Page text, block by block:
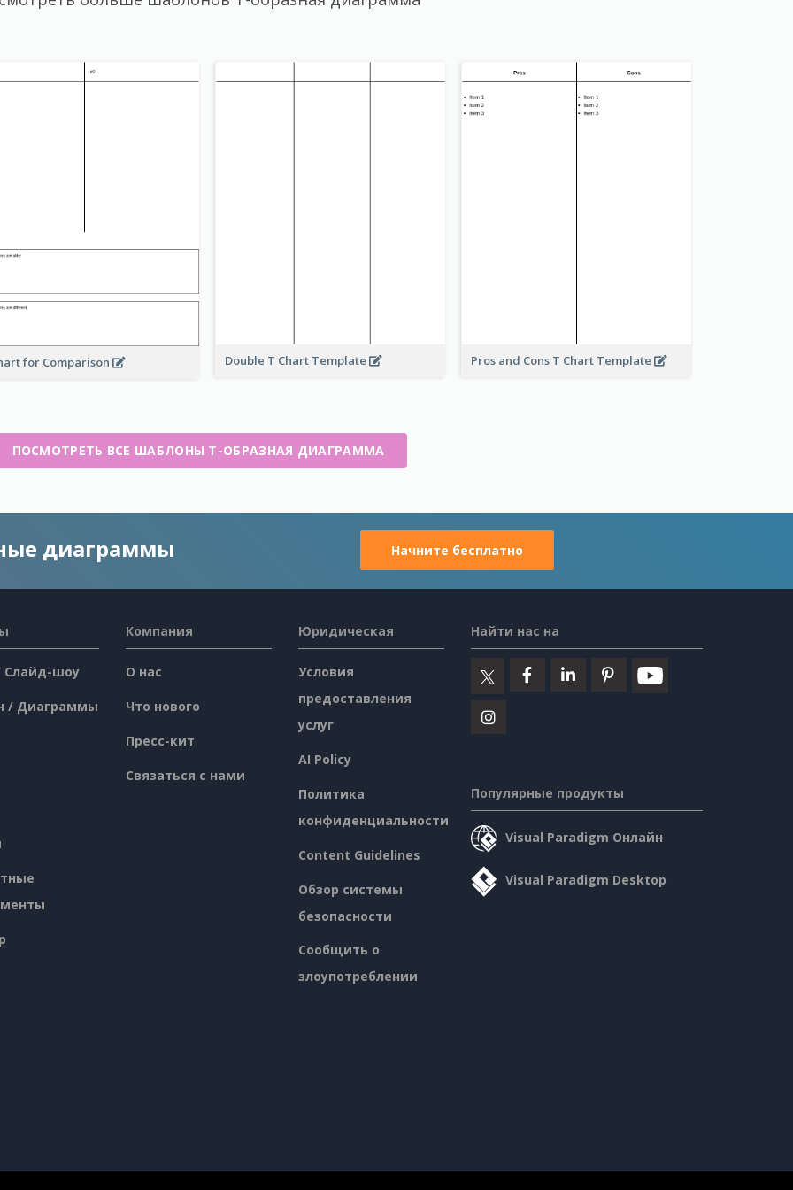
for Comparison Double T Chart Template Pros and Cons T Chart Template
ПОСМОТРЕТЬ ВСЕ ШАБЛОНЫ Т-ОБРАЗНАЯ ДИАГРАММА
диаграммы Начните бесплатно
Слайд-шоу
/ Диаграммы
Компания
О нас
Что нового
Пресс-кит
Связаться с нами
Юридическая
Условия
предоставления
услуг
AI Policy
Политика
конфиденциальности
Content Guidelines
Обзор системы
безопасности
Сообщить о
злоупотреблении
Найти нас на
Популярные продукты
Visual Paradigm Онлайн
Visual Paradigm Desktop